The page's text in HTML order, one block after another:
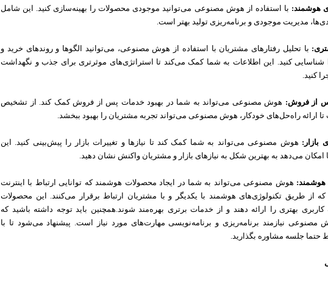
هوشمند: با استفاده از هوش مصنوعی می‌توانید موجودی محصولات را بهینه‌سازی کنید. این شامل
مدیریت موجودی و برنامه‌ریزی تولید بهتر است.
با تحلیل رفتارهای مشتریان با استفاده از هوش مصنوعی، می‌توانید الگوها و روندهای خرید و
شناسایی کنید. این اطلاعات به شما کمک می‌کند تا استراتژی‌های موثرتری برای جذب و نگهداشت
کنید.
از فروش: هوش مصنوعی می‌تواند به شما در بهبود خدمات پس از فروش کمک کند. از تشخیص
ارائه راه‌حل‌های خودکار، هوش مصنوعی می‌تواند تجربه مشتریان را بهبود ببخشد.
بازار: هوش مصنوعی می‌تواند به شما کمک کند تا نیازها و تغییرات بازار را پیش‌بینی کنید. این
امکان می‌دهد به بهترین شکل به نیازهای بازار و مشتریان واکنش نشان دهید.
هوشمند: هوش مصنوعی می‌تواند به شما در ایجاد محصولات هوشمند که توانایی ارتباط با اینترنت
از طریق تکنولوژی‌های هوشمند با یکدیگر و با مشتریان ارتباط برقرار می‌کنند. این محصولات
کاربری بهتری را ارائه دهند و از خدمات برتری بهره‌مند شوند.همچنین باید توجه داشته باشید که
مصنوعی نیازمند برنامه‌ریزی و برنامه‌نویسی مهارت‌های مورد نیاز است. پیشنهاد می‌شود تا با
حتما جلسه مشاوره بگذارید.